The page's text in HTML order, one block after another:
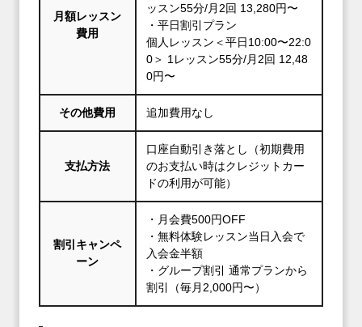
月額レッスン
費用
ッスン55分/月2回 13,280円〜
・平日割引プラン
個人レッスン＜平日10:00〜22:0
0＞ 1レッスン55分/月2回 12,48
0円〜
その他費用 追加費用なし
支払方法
口座自動引き落とし（初期費用
のお支払い時はクレジットカー
ドの利用が可能）
割引キャンペ
ーン
・月会費500円OFF
・無料体験レッスン当日入会で
入会金半額
・グループ割引 通常プランから
割引（毎月2,000円〜）